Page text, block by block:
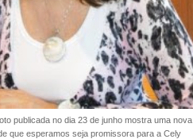
publicada no dia 23 de junho mostra uma nova
que esperamos seja promissora para a Cely